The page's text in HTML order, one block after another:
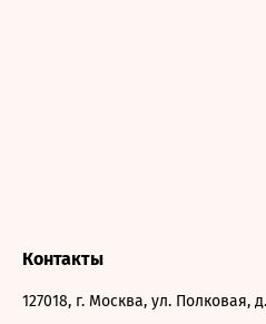
Контакты
127018, г. Москва, ул. Полковая,